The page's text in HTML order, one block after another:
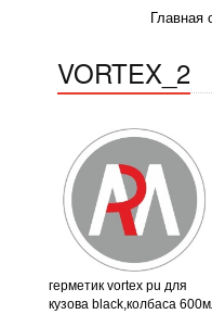
Главная
VORTEX_2
герметик vortex pu для
кузова black,колбаса